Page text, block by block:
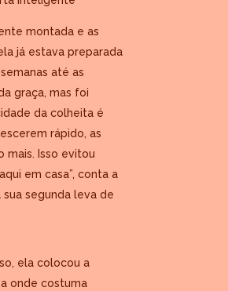
montada e as
já estava preparada
até as
graça, mas foi
da colheita é
rápido, as
mais. Isso evitou
em casa”, conta a
segunda leva de
ela colocou a
onde costuma